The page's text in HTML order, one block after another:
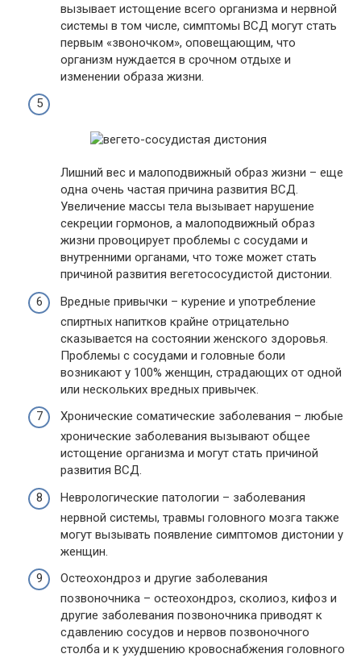
вызывает истощение всего организма и нервной
системы в том числе, симптомы ВСД могут стать
первым «звоночком», оповещающим, что
организм нуждается в срочном отдыхе и
изменении образа жизни.
Лишний вес и малоподвижный образ жизни – еще
одна очень частая причина развития ВСД.
Увеличение массы тела вызывает нарушение
секреции гормонов, а малоподвижный образ
жизни провоцирует проблемы с сосудами и
внутренними органами, что тоже может стать
причиной развития вегетососудистой дистонии.
Вредные привычки – курение и употребление
спиртных напитков крайне отрицательно
сказывается на состоянии женского здоровья.
Проблемы с сосудами и головные боли
возникают у 100% женщин, страдающих от одной
или нескольких вредных привычек.
Хронические соматические заболевания – любые
хронические заболевания вызывают общее
истощение организма и могут стать причиной
развития ВСД.
Неврологические патологии – заболевания
нервной системы, травмы головного мозга также
могут вызывать появление симптомов дистонии у
женщин.
Остеохондроз и другие заболевания
позвоночника – остеохондроз, сколиоз, кифоз и
другие заболевания позвоночника приводят к
сдавлению сосудов и нервов позвоночного
столба и к ухудшению кровоснабжения головного